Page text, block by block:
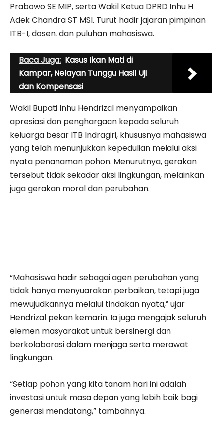
Prabowo SE MIP, serta Wakil Ketua DPRD Inhu H
Adek Chandra ST MSI. Turut hadir jajaran pimpinan
ITB-I, dosen, dan puluhan mahasiswa.
Baca Juga: Kasus Ikan Mati di
Kampar, Nelayan Tunggu Hasil Uji
dan Kompensasi
Wakil Bupati Inhu Hendrizal menyampaikan
apresiasi dan penghargaan kepada seluruh
keluarga besar ITB Indragiri, khususnya mahasiswa
yang telah menunjukkan kepedulian melalui aksi
nyata penanaman pohon. Menurutnya, gerakan
tersebut tidak sekadar aksi lingkungan, melainkan
juga gerakan moral dan perubahan.
“Mahasiswa hadir sebagai agen perubahan yang
tidak hanya menyuarakan perbaikan, tetapi juga
mewujudkannya melalui tindakan nyata,” ujar
Hendrizal pekan kemarin. Ia juga mengajak seluruh
elemen masyarakat untuk bersinergi dan
berkolaborasi dalam menjaga serta merawat
lingkungan.
“Setiap pohon yang kita tanam hari ini adalah
investasi untuk masa depan yang lebih baik bagi
generasi mendatang,” tambahnya.